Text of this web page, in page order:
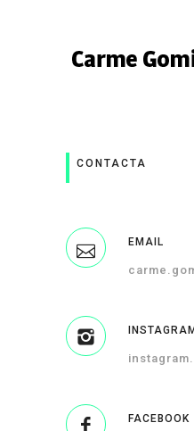
CONTACTA
EMAIL
INSTAGRAM
FACEBOOK